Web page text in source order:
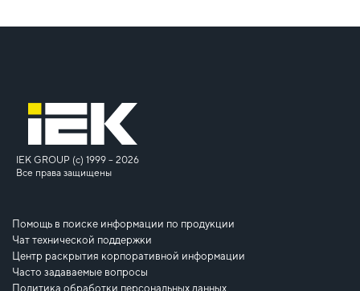
IEK GROUP (c) 1999 – 2026
Все права защищены
Помощь в поиске информации по продукции
Чат технической поддержки
Центр раскрытия корпоративной информации
Часто задаваемые вопросы
Политика обработки персональных данных